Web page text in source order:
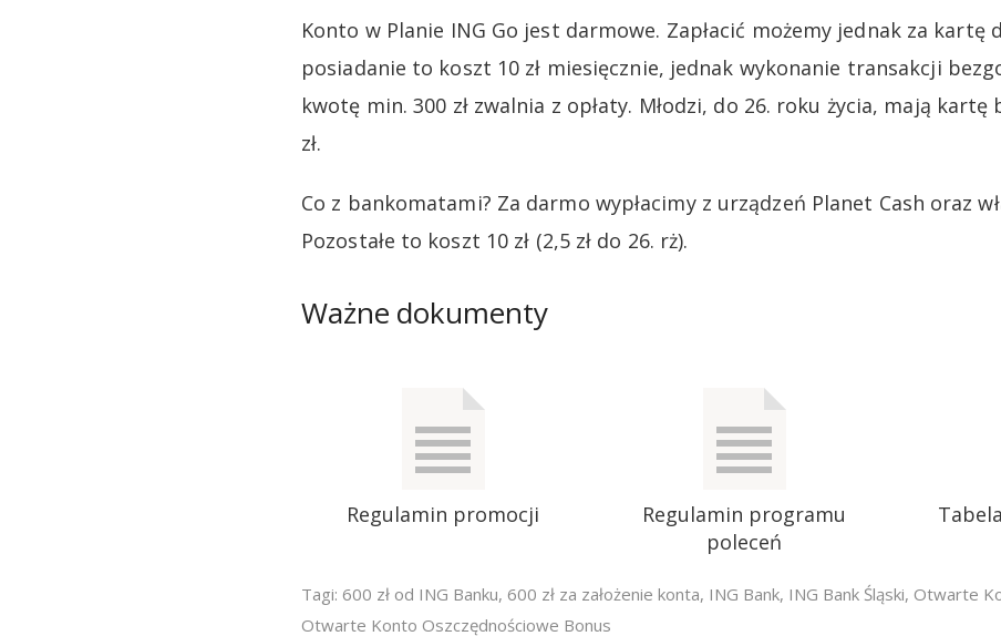
Konto w Planie ING Go jest darmowe. Zapłacić możemy jednak za kartę
posiadanie to koszt 10 zł miesięcznie, jednak wykonanie transakcji
kwotę min. 300 zł zwalnia z opłaty. Młodzi, do 26. roku życia, mają
zł.
Co z bankomatami? Za darmo wypłacimy z urządzeń Planet Cash oraz
Pozostałe to koszt 10 zł (2,5 zł do 26. rż).
Ważne dokumenty
Regulamin promocji
Regulamin programu
poleceń
Tagi: 600 zł od ING Banku, 600 zł za założenie konta, ING Bank, ING Bank Śląski, Otwarte
Otwarte Konto Oszczędnościowe Bonus